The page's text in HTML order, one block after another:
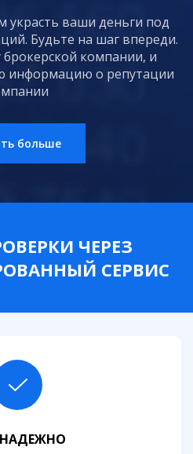
ваши деньги под
Будьте на шаг впереди.
компании, и
информацию о репутации
больше
ЧЕРЕЗ
СЕРВИС